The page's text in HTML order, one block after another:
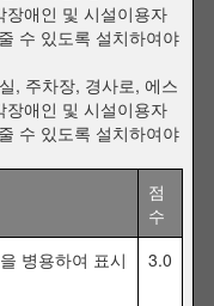
애인 및 시설이용자
수 있도록 설치하여야
, 주차장, 경사로, 에스
애인 및 시설이용자
수 있도록 설치하여야
점
수
병용하여 표시 3.0